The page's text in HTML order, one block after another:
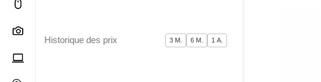
Historique des prix 3 M. 6 M. 1 A.